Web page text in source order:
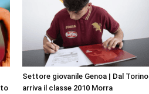
Settore giovanile Genoa | Dal Torino
arriva il classe 2010 Morra